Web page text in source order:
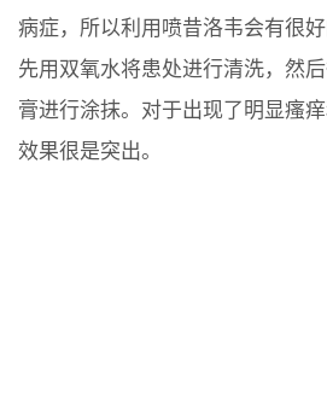
病症，所以利用喷昔洛韦会有很
先用双氧水将患处进行清洗，然
膏进行涂抹。对于出现了明显瘙
效果很是突出。